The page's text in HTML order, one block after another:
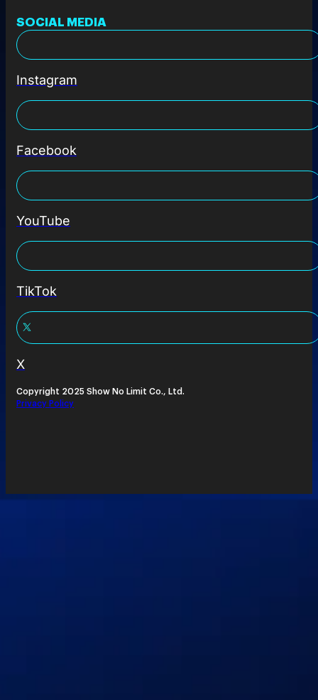
SOCIAL MEDIA
Instagram
Facebook
YouTube
TikTok
X
Copyright 2025 Show No Limit Co., Ltd.
Privacy Policy